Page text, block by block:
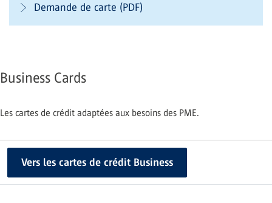
Demande de carte (PDF)
Business Cards
Les cartes de crédit adaptées aux besoins des PME.
Vers les cartes de crédit Business